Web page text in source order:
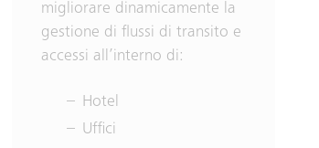
migliorare dinamicamente la
gestione di flussi di transito e
accessi all’interno di:
Hotel
Uffici